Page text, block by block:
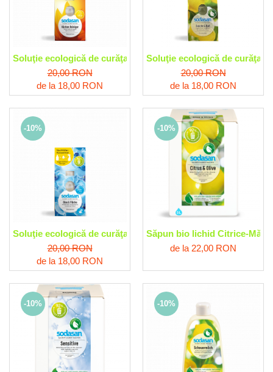
Soluţie ecologică de curăţare a bucătăriei Sodasan
20,00 RON
de la 18,00 RON
Soluţie ecologică de curăţare
20,00 RON
de la 18,00 RON
-10%
Soluţie ecologică de curăţare geamuri şi alte suprafeţe
20,00 RON
de la 18,00 RON
-10%
Săpun bio lichid Citrice-
de la 22,00 RON
-10% -10%